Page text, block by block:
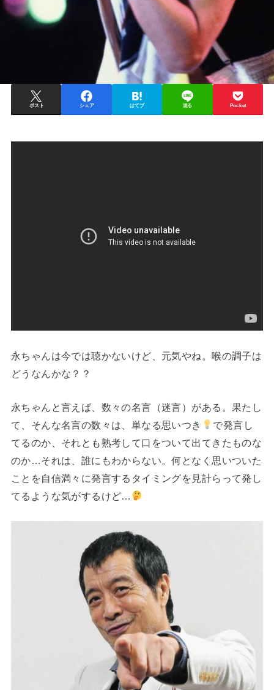
ポスト シェア はてブ 送る Pocket
永ちゃんは今では聴かないけど、元気やね。喉の調子は
どうなんかな？？
永ちゃんと言えば、数々の名言（迷言）がある。果たし
て、そんな名言の数々は、単なる思いつき
で発言し
てるのか、それとも熟考して口をついて出てきたものな
のか…それは、誰にもわからない。何となく思いついた
ことを自信満々に発言するタイミングを見計らって発し
てるような気がするけど…